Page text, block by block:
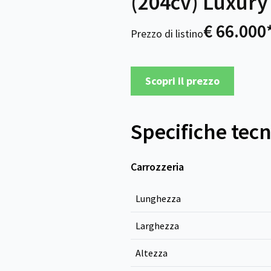
Prezzo di listino€
Scopri il prezzo
Specifiche
Carrozzeria
Lunghezza
Larghezza
Altezza